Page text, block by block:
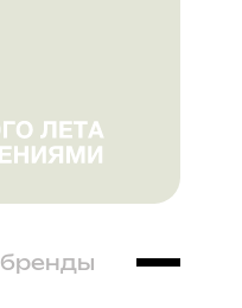
бренды